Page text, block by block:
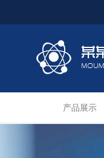
产品展示